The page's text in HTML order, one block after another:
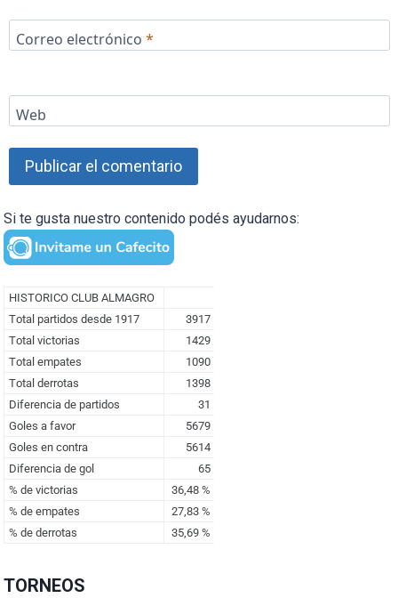
Correo electrónico *
Web
Si te gusta nuestro contenido podés ayudarnos:
TORNEOS